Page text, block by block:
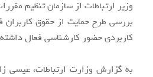
وزیر ارتباطات از سازمان تنظیم
بررسی طرح حمایت از حقوق کاربران
کاربردی حضور کارشناسی فعال
به گزارش وزارت ارتباطات، عیسی